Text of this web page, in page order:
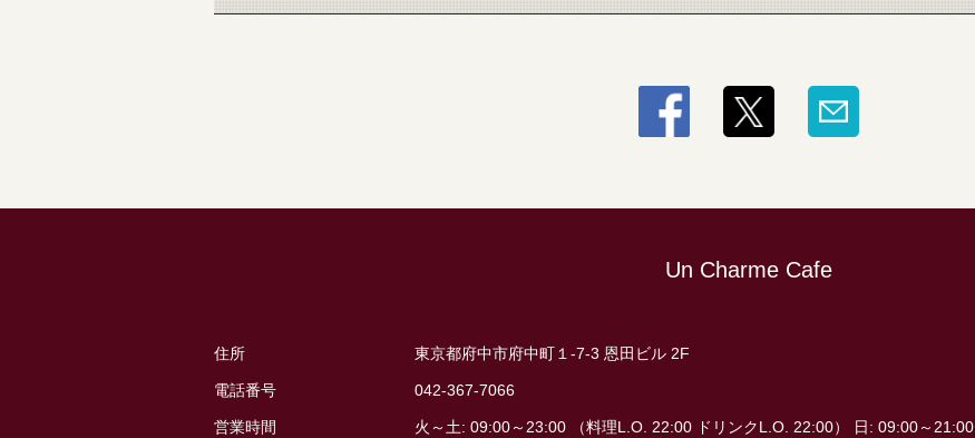
Un Charme Cafe
住所 東京都府中市府中町１-7-3 恩田ビル 2F
電話番号 042-367-7066
営業時間 火～土: 09:00～23:00 （料理L.O. 22:00 ドリンクL.O. 22:00） 日: 09:00～